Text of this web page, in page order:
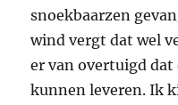
snoekbaarzen
wind vergt dat wel
er van overtuigd dat
kunnen leveren. Ik